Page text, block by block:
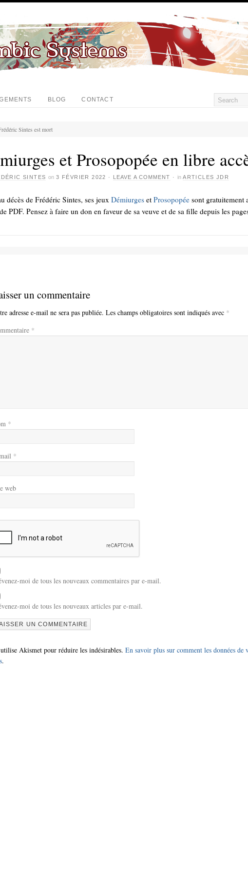
BLOG CONTACT
Sintes est mort
et Prosopopée en libre
SINTES on 3 FÉVRIER 2022 · LEAVE A COMMENT · in ARTICLES JDR
décès de Frédéric Sintes, ses jeux Démiurges et Prosopopée sont gratuitement
PDF. Pensez à faire un don en faveur de sa veuve et de sa fille depuis les
un commentaire
adresse e-mail ne sera pas publiée. Les champs obligatoires sont indiqués avec *
*
*
*
web
moi de tous les nouveaux commentaires par e-mail.
moi de tous les nouveaux articles par e-mail.
Akismet pour réduire les indésirables. En savoir plus sur comment les données de
.